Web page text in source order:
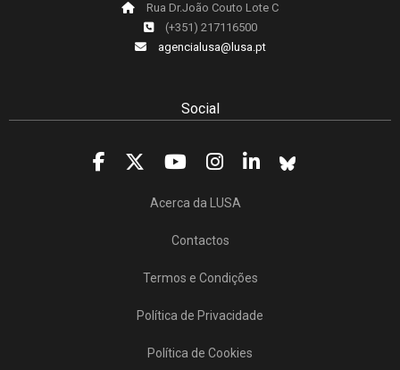
Rua Dr.João Couto Lote C
(+351) 217116500
agencialusa@lusa.pt
Social
Acerca da LUSA
Contactos
Termos e Condições
Política de Privacidade
Política de Cookies